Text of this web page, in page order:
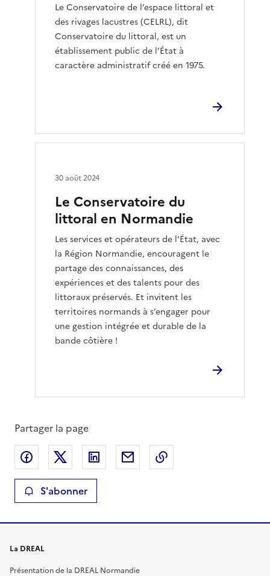
Le Conservatoire de l’espace littoral et
des rivages lacustres (CELRL), dit
Conservatoire du littoral, est un
établissement public de l’État à
caractère administratif créé en 1975.
Le Conservatoire du
littoral en Normandie
Les services et opérateurs de l’État, avec
la Région Normandie, encouragent le
partage des connaissances, des
expériences et des talents pour des
littoraux préservés. Et invitent les
territoires normands à s’engager pour
une gestion intégrée et durable de la
bande côtière !
30 août 2024
Partager la page
Partager sur Facebook
Partager sur XPartager sur LinkedIn
Partager par email
S'abonner
La DREAL
Présentation de la DREAL Normandie